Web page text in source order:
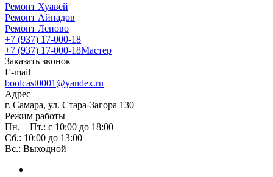
Ремонт Хуавей
Ремонт Айпадов
Ремонт Леново
+7 (937) 17-000-18
+7 (937) 17-000-18Мастер
Заказать звонок
E-mail
boolcast0001@yandex.ru
Адрес
г. Самара, ул. Стара-Загора 130
Режим работы
Пн. – Пт.: с 10:00 до 18:00
Сб.: 10:00 до 13:00
Вс.: Выходной